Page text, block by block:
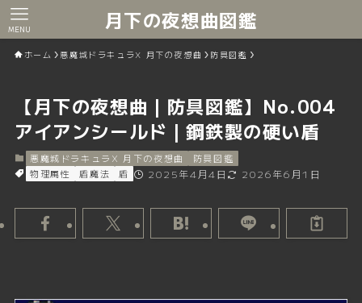
月下の夜想曲図鑑
MENU
ホーム 悪魔城ドラキュラX 月下の夜想曲 防具図鑑
【月下の夜想曲｜防具図鑑】No.004
アイアンシールド｜鋼鉄製の硬い盾
悪魔城ドラキュラX 月下の夜想曲
防具図鑑
物理属性
盾魔法 盾 2025年4月4日 2026年6月1日